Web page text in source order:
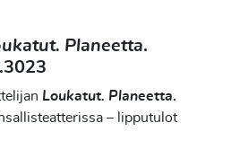
Planeetta.
Loukatut. Planeetta.
– lipputulot